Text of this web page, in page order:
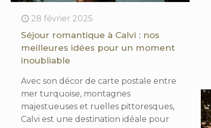
28 février 2025
Séjour romantique à Calvi : nos
meilleures idées pour un moment
inoubliable
Avec son décor de carte postale entre
mer turquoise, montagnes
majestueuses et ruelles pittoresques,
Calvi est une destination idéale pour